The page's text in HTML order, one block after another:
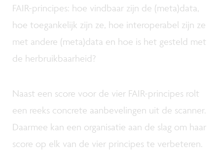
FAIR-principes: hoe vindbaar zijn de (meta)data,
hoe toegankelijk zijn ze, hoe interoperabel zijn ze
met andere (meta)data en hoe is het gesteld met
de herbruikbaarheid?
Naast een score voor de vier FAIR-principes rolt
een reeks concrete aanbevelingen uit de scanner.
Daarmee kan een organisatie aan de slag om haar
score op elk van de vier principes te verbeteren.